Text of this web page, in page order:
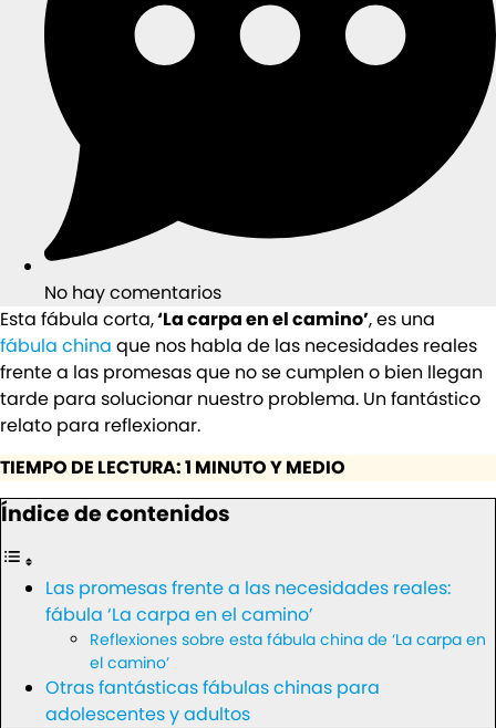
No hay comentarios
Esta fábula corta,‘La carpa en el camino’, es una
fábula china que nos habla de las necesidades reales
frente a las promesas que no se cumplen o bien llegan
tarde para solucionar nuestro problema. Un fantástico
relato para reflexionar.
TIEMPO DE LECTURA: 1 MINUTO Y MEDIO
Índice de contenidos
Las promesas frente a las necesidades reales:
fábula ‘La carpa en el camino’
Reflexiones sobre esta fábula china de ‘La carpa en
el camino’
Otras fantásticas fábulas chinas para
adolescentes y adultos